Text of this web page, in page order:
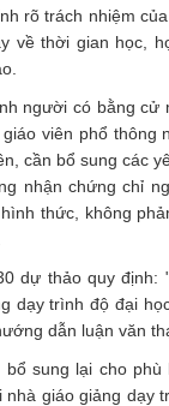
rõ trách nhiệm
về thời gian học,
người có bằng cử
viên phổ thông
cần bổ sung các
nhận chứng chỉ
thức, không
dự thảo quy định:
dạy trình độ đại
dẫn luận văn
sung lại cho phù
giáo giảng dạy